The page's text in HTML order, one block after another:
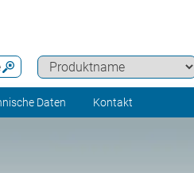
Daten Kontakt